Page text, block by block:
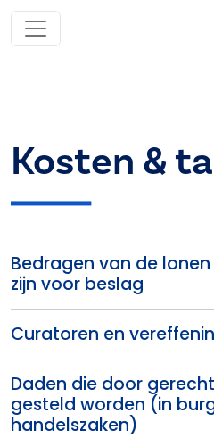
Kosten &
Bedragen van de
zijn voor beslag
Curatoren en
Daden die door
gesteld worden (in
handelszaken)